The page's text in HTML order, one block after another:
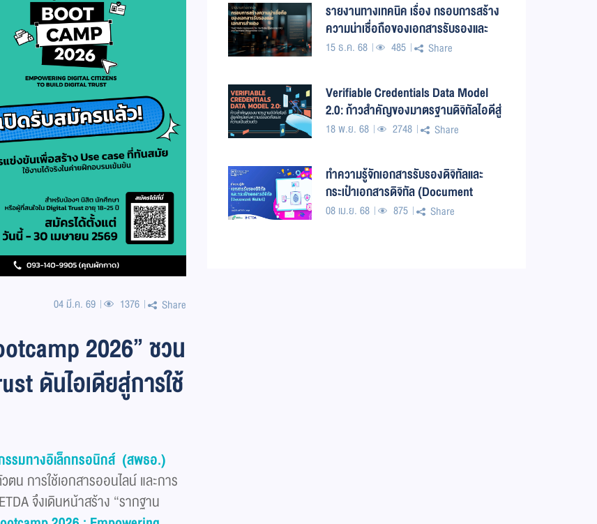
04 มี.ค. 69 1376 Share
2026” ชวน
ดันไอเดียสู่การใช้
รมทางอิเล็กทรอนิกส์ (สพธอ.)
น การใช้เอกสารออนไลน์ และการ
จึงเดินหน้าสร้าง “รากฐาน
รายงานทางเทคนิค เรื่อง กรอบการสร้าง
ความน่าเชื่อถือของเอกสารรับรองและ
เอกสารสำแดง
15 ธ.ค. 68 485 Share
Verifiable Credentials Data Model
2.0: ก้าวสำคัญของมาตรฐานดิจิทัลไอดีสู่
ยุคใหม่แห่งความปลอดภัยและความเป็น
18 พ.ย. 68 2748 Share
ทำความรู้จักเอกสารรับรองดิจิทัลและ
กระเป๋าเอกสารดิจิทัล (Document
Wallet)
08 เม.ย. 68 875 Share